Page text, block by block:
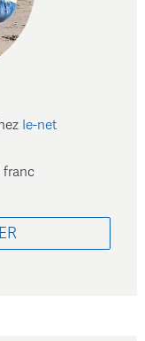
Ie-net
franc